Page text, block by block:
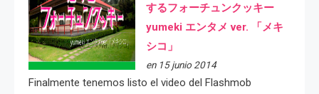
するフォーチュンクッキー
yumeki エンタメ ver. 「メキ
シコ」
en 15 junio 2014
Finalmente tenemos listo el video del Flashmob